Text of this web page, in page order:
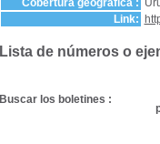
Cobertura geográfica :
Link:
Lista de números o
Buscar los boletines :